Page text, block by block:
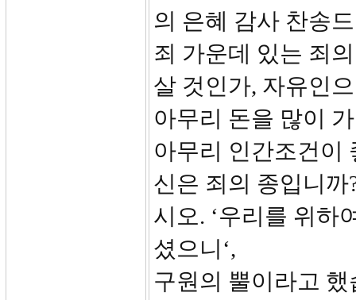
의 은혜 감사 찬송
죄 가운데 있는 죄
살 것인가, 자유인
아무리 돈을 많이
아무리 인간조건이
신은 죄의 종입니
시오. ‘우리를 위하
셨으니‘,
구원의 뿔이라고